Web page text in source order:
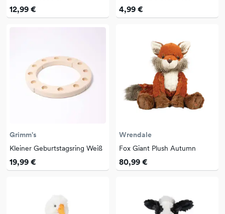
12,99 € 4,99 €
Grimm's
Kleiner Geburtstagsring Weiß
19,99 €
Wrendale
Fox Giant Plush Autumn
80,99 €